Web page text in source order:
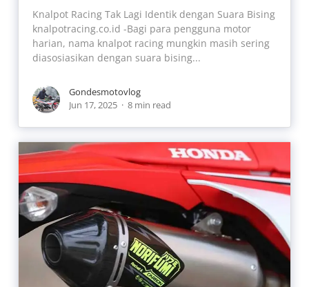
Knalpot Racing Tak Lagi Identik dengan Suara Bising
knalpotracing.co.id -Bagi para pengguna motor
harian, nama knalpot racing mungkin masih sering
diasosiasikan dengan suara bising...
Gondesmotovlog
Jun 17, 2025
8 min read